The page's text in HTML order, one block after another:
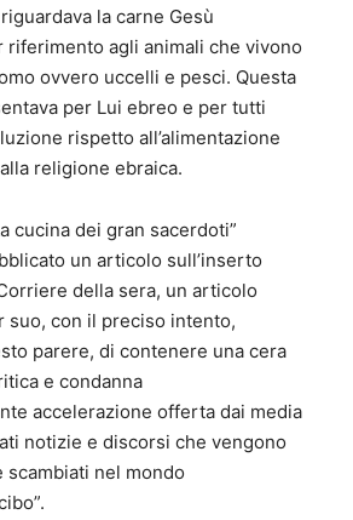
la carne Gesù
riferimento agli animali che vivono
ovvero uccelli e pesci. Questa
per Lui ebreo e per tutti
rispetto all’alimentazione
religione ebraica.
cucina dei gran sacerdoti”
un articolo sull’inserto
della sera, un articolo
suo, con il preciso intento,
parere, di contenere una cera
e condanna
accelerazione offerta dai media
notizie e discorsi che vengono
scambiati nel mondo